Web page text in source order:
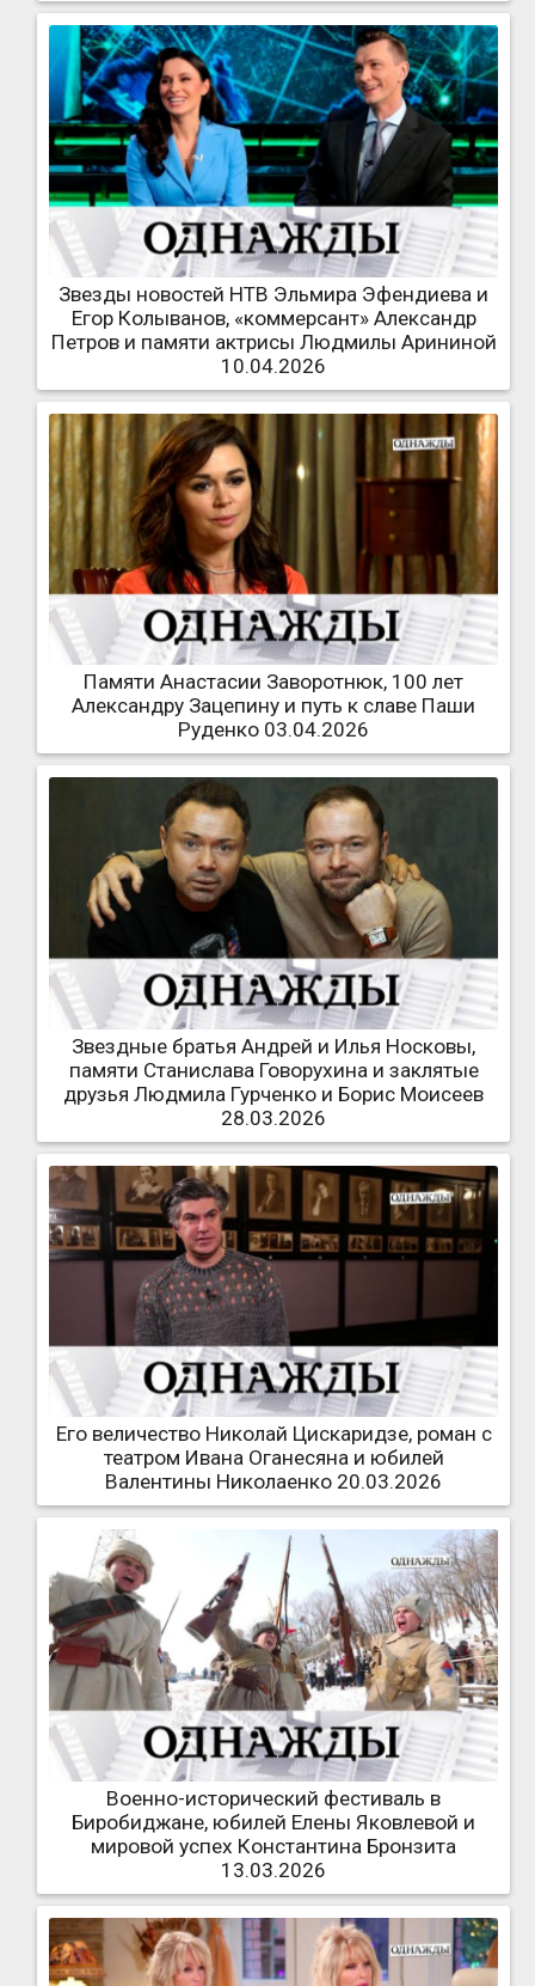
Звезды новостей НТВ Эльмира Эфендиева и
Егор Колыванов, «коммерсант» Александр
Петров и памяти актрисы Людмилы Арининой
10.04.2026
Памяти Анастасии Заворотнюк, 100 лет
Александру Зацепину и путь к славе Паши
Руденко 03.04.2026
Звездные братья Андрей и Илья Носковы,
памяти Станислава Говорухина и заклятые
друзья Людмила Гурченко и Борис Моисеев
28.03.2026
Его величество Николай Цискаридзе, роман с
театром Ивана Оганесяна и юбилей
Валентины Николаенко 20.03.2026
Военно-исторический фестиваль в
Биробиджане, юбилей Елены Яковлевой и
мировой успех Константина Бронзита
13.03.2026